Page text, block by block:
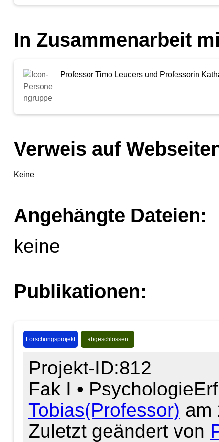
In Zusammenarbeit
Professor Timo Leuders und Professorin
Verweis auf
Keine
Angehängte Dateien:
keine
Publikationen:
Forschungsprojekt abgeschlossen
Projekt-ID:812
Fak I • Psychologie
Tobias(Professor) am
Zuletzt geändert von